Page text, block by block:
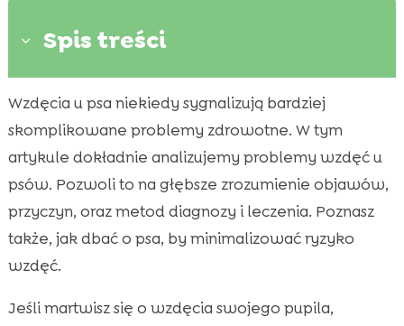
3 Spis treści
 Przyczyny wzdęć u psów
 Objawy wzdęć u psów
 Jak diagnozować wzdęcia u psa
 Sposoby leczenia wzdęć u psa
 Zapobieganie wzdęciom u psa
 Rola diety w zapobieganiu wzdęciom
 Korzyści z karmy CricksyDog
Wpływ stresu na wzdęcia u psa
Wzdęcia u psa niekiedy sygnalizują bardziej
skomplikowane problemy zdrowotne. W tym
artykule dokładnie analizujemy problemy wzdęć u
psów. Pozwoli to na głębsze zrozumienie objawów,
przyczyn, oraz metod diagnozy i leczenia. Poznasz
także, jak dbać o psa, by minimalizować ryzyko
wzdęć.
Jeśli martwisz się o wzdęcia swojego pupila,